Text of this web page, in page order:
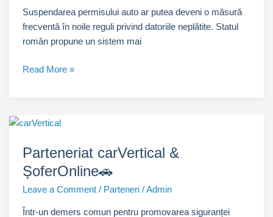
Suspendarea permisului auto ar putea deveni o măsură
frecventă în noile reguli privind datoriile neplătite. Statul
român propune un sistem mai
Suspendarea
mai
pentru
șoferii
cu
Read More »
Parteneriat carVertical &
ȘoferOnline🚗
Leave a Comment / Parteneri /Admin
Într-un demers comun pentru promovarea siguranței